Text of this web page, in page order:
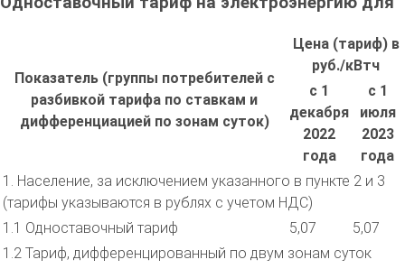
Показатель (группы потребителей с
разбивкой тарифа по ставкам и
дифференциацией по зонам суток)
Цена (тариф) в
руб./кВтч
с 1
декабря
2022
года
с 1
июля
2023
года
1. Население, за исключением указанного в пункте 2 и 3
(тарифы указываются в рублях с учетом НДС)
1.1 Одноставочный тариф
5,07
5,07
1.2 Тариф, дифференцированный по двум зонам суток